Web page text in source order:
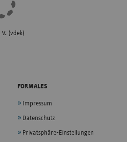
(vdek)
FORMALES
Impressum
Datenschutz
Privatsphäre-Einstellungen